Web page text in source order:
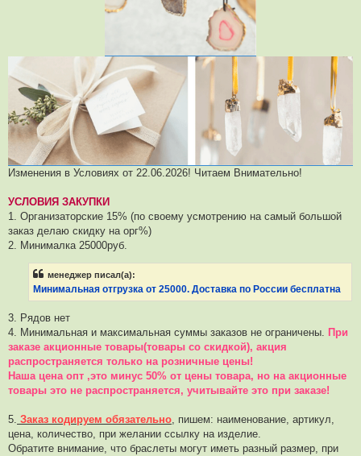
Изменения в Условиях от 22.06.2026! Читаем Внимательно!
УСЛОВИЯ ЗАКУПКИ
1. Организаторские 15% (по своему усмотрению на самый большой
заказ делаю скидку на орг%)
2. Минималка 25000руб.
менеджер писал(а):
Минимальная отгрузка от 25000. Доставка по России бесплатна
3. Рядов нет
4. Минимальная и максимальная суммы заказов не ограничены. При
заказе акционные товары(товары со скидкой), акция
распространяется только на розничные цены!
Наша цена опт ,это минус 50% от цены товара, но на акционные
товары это не распространяется, учитывайте это при заказе!
5. Заказ кодируем обязательно, пишем: наименование, артикул,
цена, количество, при желании ссылку на изделие.
Обратите внимание, что браслеты могут иметь разный размер, при